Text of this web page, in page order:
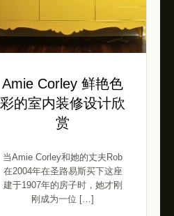
Amie Corley 鲜艳色
彩的室内装修设计欣
赏
当Amie Corley和她的丈夫Rob
在2004年在圣路易斯买下这座
建于1907年的房子时，她才刚
刚成为一位 […]